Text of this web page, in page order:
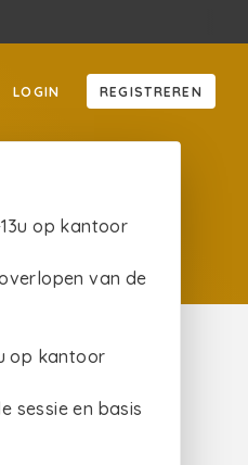
LOGIN REGISTREREN
op kantoor
van de
op kantoor
sessie en basis